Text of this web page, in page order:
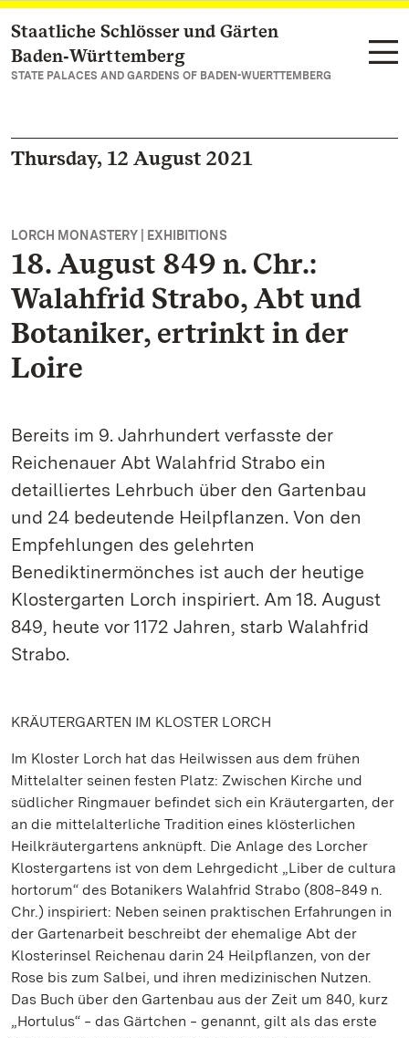
Navigate to main page
Staatliche Schlösser und Gärten
Baden‑Württemberg
STATE PALACES AND GARDENS OF BADEN-WUERTTEMBERG
Thursday, 12 August 2021
LORCH MONASTERY | EXHIBITIONS
18. August 849 n. Chr.:
Walahfrid Strabo, Abt und
Botaniker, ertrinkt in der
Loire
Bereits im 9. Jahrhundert verfasste der
Reichenauer Abt Walahfrid Strabo ein
detailliertes Lehrbuch über den Gartenbau
und 24 bedeutende Heilpflanzen. Von den
Empfehlungen des gelehrten
Benediktinermönches ist auch der heutige
Klostergarten Lorch inspiriert. Am 18. August
849, heute vor 1172 Jahren, starb Walahfrid
Strabo.
KRÄUTERGARTEN IM KLOSTER LORCH
Im Kloster Lorch hat das Heilwissen aus dem frühen
Mittelalter seinen festen Platz: Zwischen Kirche und
südlicher Ringmauer befindet sich ein Kräutergarten, der
an die mittelalterliche Tradition eines klösterlichen
Heilkräutergartens anknüpft. Die Anlage des Lorcher
Klostergartens ist von dem Lehrgedicht „Liber de cultura
hortorum“ des Botanikers Walahfrid Strabo (808‒849 n.
Chr.) inspiriert: Neben seinen praktischen Erfahrungen in
der Gartenarbeit beschreibt der ehemalige Abt der
Klosterinsel Reichenau darin 24 Heilpflanzen, von der
Rose bis zum Salbei, und ihren medizinischen Nutzen.
Das Buch über den Gartenbau aus der Zeit um 840, kurz
„Hortulus“ ‒ das Gärtchen ‒ genannt, gilt als das erste